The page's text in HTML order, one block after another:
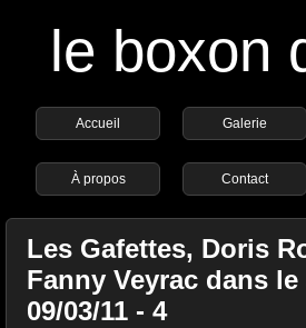
le boxon
Accueil Galerie
À propos Contact
Les Gafettes, Doris
Fanny Veyrac dans
09/03/11 - 4